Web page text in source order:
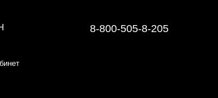
8-800-505-8-205